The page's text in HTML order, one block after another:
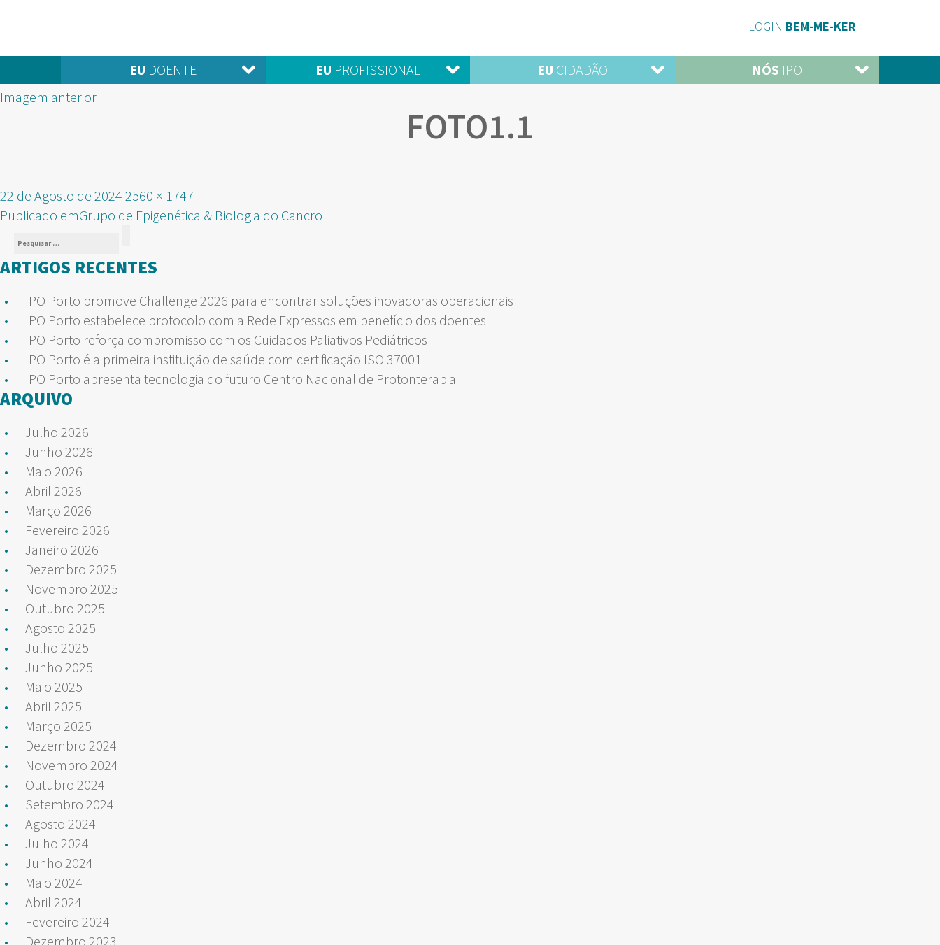
LOGIN BEM-ME-KER
EU DOENTE EU PROFISSIONAL EU CIDADÃO NÓS IPO
Imagem anterior
FOTO1.1
Publicado
em
22 de Agosto de 2024 Tamanho
real
2560 × 1747
NAVEGAÇÃO
DE
ARTIGOS
Publicado emGrupo de Epigenética & Biologia do Cancro
Pesquisar
por:
ARTIGOS RECENTES
IPO Porto promove Challenge 2026 para encontrar soluções inovadoras operacionais
IPO Porto estabelece protocolo com a Rede Expressos em benefício dos doentes
IPO Porto reforça compromisso com os Cuidados Paliativos Pediátricos
IPO Porto é a primeira instituição de saúde com certificação ISO 37001
IPO Porto apresenta tecnologia do futuro Centro Nacional de Protonterapia
ARQUIVO
Julho 2026
Junho 2026
Maio 2026
Abril 2026
Março 2026
Fevereiro 2026
Janeiro 2026
Dezembro 2025
Novembro 2025
Outubro 2025
Agosto 2025
Julho 2025
Junho 2025
Maio 2025
Abril 2025
Março 2025
Dezembro 2024
Novembro 2024
Outubro 2024
Setembro 2024
Agosto 2024
Julho 2024
Junho 2024
Maio 2024
Abril 2024
Fevereiro 2024
Dezembro 2023